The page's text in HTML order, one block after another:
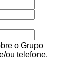
o Grupo
ou telefone.